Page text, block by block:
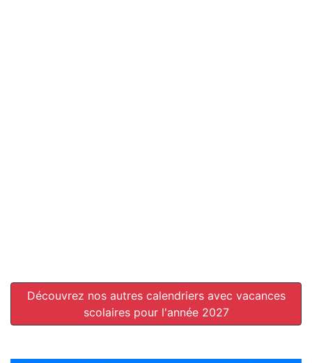
Découvrez nos autres calendriers avec vacances
scolaires pour l'année 2027